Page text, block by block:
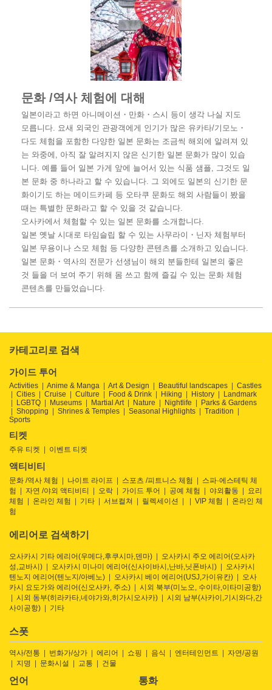
문화 /역사 체험에 대해
일본이라고 하면 아니메이션・만화・스시 등이 생각 나실 지도
모릅니다. 요새 외국인 관광객에게 인기가 많은 유카타/기모노・
다도 체험을 포함한 다양한 일본 문화는 조금씩 해외에 알려져 있
는 와중에, 아직 잘 알려지지 않은 신기한 일본 문화가 많이 있습
니다. 예를 들어 일본 가게 앞에 늘어서 있는 식품 샘플, 그것도 일
본 문화 중 하나라고 할 수 있습니다. 그 외에도 일본의 신기한 문
화이기도 하는 메이드카페 등 오타쿠 문화도 해외 사람들이 봤을
때는 특별한 문화라고 할 수 있을 것 같습니다.
오사카에서 체험할 수 있는 일본 문화를 소개합니다.
일본 옛날 시대로 타임슬립 할 수 있는 사무라이・닌자 체험부터
일본 무용이나 스모 체험 등 다양한 콘텐츠를 소개하고 있습니다.
일본 문화・역사의 전문가 선생님이 해외 분들한테 일본의 좋은
것 들을 더 보여 주기 위해 몸 쓰고 함께 즐길 수 있는 문화 체험
콘텐츠를 만들었습니다.
카테고리로 검색
가이드 투어
Activities Anime & Manga Art & Design Beautiful landscapes
Castles
Cities
Cruise Culture Food & Drink Hiking History
Landmark
LGBTQ
Museums Martial Art Nature Nightlife
Parks & Gardens
Shopping
Shrines & Temples Seasonal Highlights
Tradition
Sports
티켓
주유 티켓 이벤트 티켓
액티비티
문화 /역사 체험 나이트 라이프 스포츠 /피트니스 체험
스파·에스테틱 체
험
자연 /야외 액티비티 오락 가이드 투어 공예 체험 야외활동
요리
체험
온라인 체험 기타 서브컬쳐 릴렉세이션 VIP 체험
온라인 체
험
에리어로 검색하기
오사카시 기타 에리어(우메다,후쿠시마,덴마)
오사카시 주오 에리어(오사카
성,교바시)
오사카시 미나미 에리어(신사이바시,난바,닛폰바시)
오사카시
텐노지 에리어(텐노지/아베노)
오사카시 베이 에리어(USJ,가이유칸)
오사
카시 요도가와 에리어(신오사카, 주소)
시외 북부(미노오, 수이타,이타미공항)
시외 동부(히라카타,네야가와,히가시오사카)
시외 남부(사카이,기시와다,간
사이공항)
기타
스폿
역사/전통 번화가/상가 에리어 쇼핑 음식 엔터테인먼트
자연/공원
지명
문화시설 교통 건물
언어 통화